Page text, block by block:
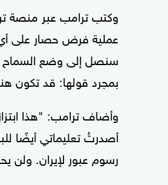
وكتب ترامب عبر منصة
عملية فرض حصار على
سنصل إلى وضع السماح
بمجرد قولها: قد تكون
وأضاف ترامب: "هذا
أصدرتُ تعليماتي أيضًا
رسوم عبور لإيران. ولن